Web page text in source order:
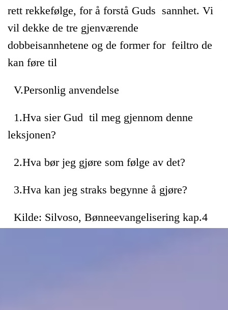
rett rekkefølge, for å forstå Guds sannhet. Vi
vil dekke de tre gjenværende
dobbeisannhetene og de former for feiltro de
kan føre til
V.Personlig anvendelse
1.Hva sier Gud til meg gjennom denne
leksjonen?
2.Hva bør jeg gjøre som følge av det?
3.Hva kan jeg straks begynne å gjøre?
Kilde: Silvoso, Bønneevangelisering kap.4